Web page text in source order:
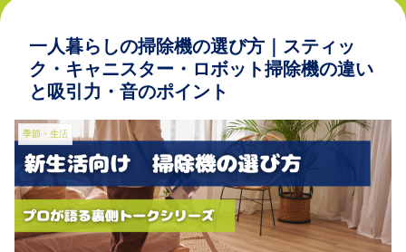
一人暮らしの掃除機の選び方｜スティッ
ク・キャニスター・ロボット掃除機の違い
と吸引力・音のポイント
季節・生活